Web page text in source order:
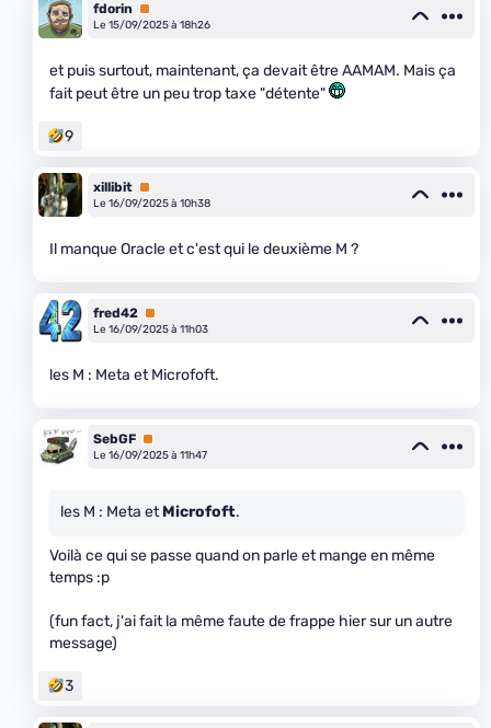
fdorin
Premium
Le 15/09/2025 à 18h26
et puis surtout, maintenant, ça devait être AAMAM. Mais ça
fait peut être un peu trop taxe "détente"
9
xillibit Premium
Le 16/09/2025 à 10h38
Il manque Oracle et c'est qui le deuxième M ?
fred42 Premium
Le 16/09/2025 à 11h03
les M : Meta et Microfoft.
SebGF Premium
Le 16/09/2025 à 11h47
les M : Meta etMicrofoft.
Voilà ce qui se passe quand on parle et mange en même
temps :p
(fun fact, j'ai fait la même faute de frappe hier sur un autre
message)
3